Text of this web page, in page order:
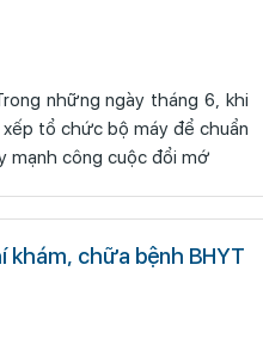
tổ chức bộ máy để chuẩn
mạnh công cuộc đổi mớ
chữa bệnh BHYT